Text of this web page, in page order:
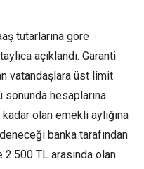
tutarlarına göre
açıklandı. Garanti
vatandaşlara üst limit
sonunda hesaplarına
olan emekli aylığına
banka tarafından
2.500 TL arasında olan